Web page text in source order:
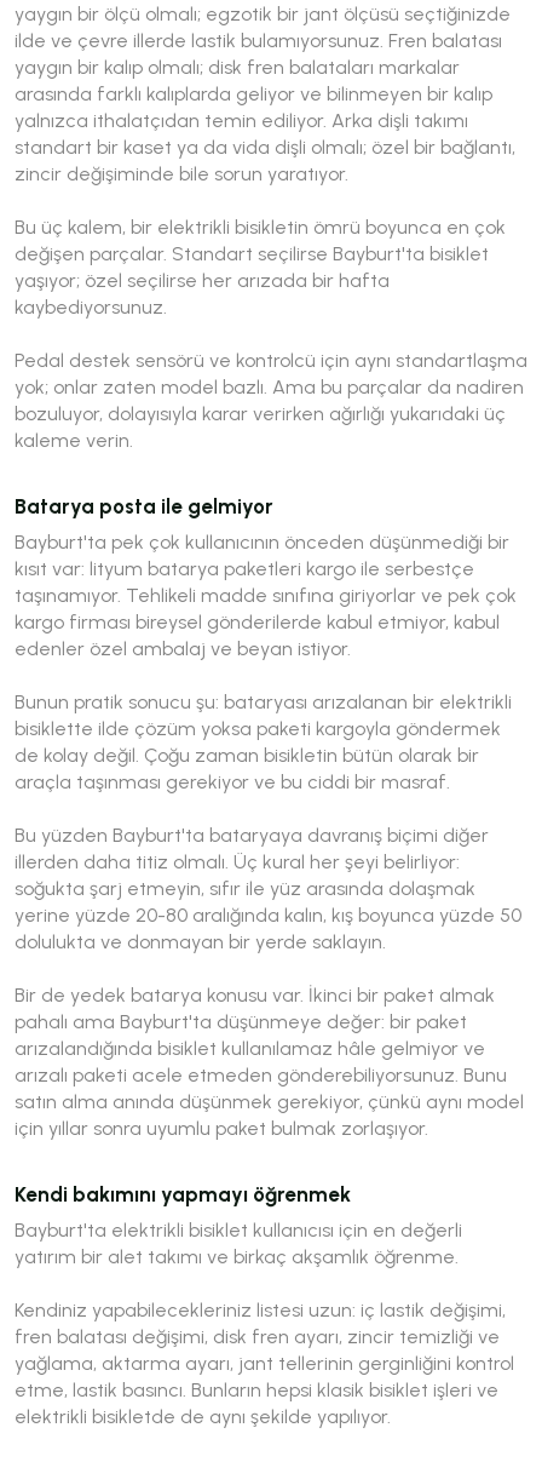
yaygın bir ölçü olmalı; egzotik bir jant ölçüsü seçtiğinizde
ilde ve çevre illerde lastik bulamıyorsunuz. Fren balatası
yaygın bir kalıp olmalı; disk fren balataları markalar
arasında farklı kalıplarda geliyor ve bilinmeyen bir kalıp
yalnızca ithalatçıdan temin ediliyor. Arka dişli takımı
standart bir kaset ya da vida dişli olmalı; özel bir bağlantı,
zincir değişiminde bile sorun yaratıyor.
Bu üç kalem, bir elektrikli bisikletin ömrü boyunca en çok
değişen parçalar. Standart seçilirse Bayburt'ta bisiklet
yaşıyor; özel seçilirse her arızada bir hafta
kaybediyorsunuz.
Pedal destek sensörü ve kontrolcü için aynı standartlaşma
yok; onlar zaten model bazlı. Ama bu parçalar da nadiren
bozuluyor, dolayısıyla karar verirken ağırlığı yukarıdaki üç
kaleme verin.
Batarya posta ile gelmiyor
Bayburt'ta pek çok kullanıcının önceden düşünmediği bir
kısıt var: lityum batarya paketleri kargo ile serbestçe
taşınamıyor. Tehlikeli madde sınıfına giriyorlar ve pek çok
kargo firması bireysel gönderilerde kabul etmiyor, kabul
edenler özel ambalaj ve beyan istiyor.
Bunun pratik sonucu şu: bataryası arızalanan bir elektrikli
bisiklette ilde çözüm yoksa paketi kargoyla göndermek
de kolay değil. Çoğu zaman bisikletin bütün olarak bir
araçla taşınması gerekiyor ve bu ciddi bir masraf.
Bu yüzden Bayburt'ta bataryaya davranış biçimi diğer
illerden daha titiz olmalı. Üç kural her şeyi belirliyor:
soğukta şarj etmeyin, sıfır ile yüz arasında dolaşmak
yerine yüzde 20-80 aralığında kalın, kış boyunca yüzde 50
dolulukta ve donmayan bir yerde saklayın.
Bir de yedek batarya konusu var. İkinci bir paket almak
pahalı ama Bayburt'ta düşünmeye değer: bir paket
arızalandığında bisiklet kullanılamaz hâle gelmiyor ve
arızalı paketi acele etmeden gönderebiliyorsunuz. Bunu
satın alma anında düşünmek gerekiyor, çünkü aynı model
için yıllar sonra uyumlu paket bulmak zorlaşıyor.
Kendi bakımını yapmayı öğrenmek
Bayburt'ta elektrikli bisiklet kullanıcısı için en değerli
yatırım bir alet takımı ve birkaç akşamlık öğrenme.
Kendiniz yapabilecekleriniz listesi uzun: iç lastik değişimi,
fren balatası değişimi, disk fren ayarı, zincir temizliği ve
yağlama, aktarma ayarı, jant tellerinin gerginliğini kontrol
etme, lastik basıncı. Bunların hepsi klasik bisiklet işleri ve
elektrikli bisikletde de aynı şekilde yapılıyor.